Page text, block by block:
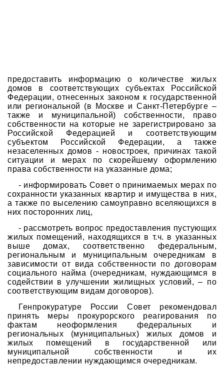
предоставить информацию о количестве жилых
домов в соответствующих субъектах Российской
Федерации, отнесенных законом к государственной
или региональной (в Москве и Санкт-Петербурге –
также и муниципальной) собственности, право
собственности на которые не зарегистрировано за
Российской Федерацией и соответствующим
субъектом Российской Федерации, а также
незаселенных домов - новостроек, причинах такой
ситуации и мерах по скорейшему оформлению
права собственности на указанные дома;
- информировать Совет о принимаемых мерах по
сохранности указанных квартир и имущества в них,
а также по выселению самоуправно вселяющихся в
них посторонних лиц,
- рассмотреть вопрос предоставления пустующих
жилых помещений, находящихся в т.ч. в указанных
выше домах, соответственно федеральным,
региональным и муниципальным очередникам в
зависимости от вида собственности по договорам
социального найма (очередникам, нуждающимся в
содействии в улучшении жилищных условий, – по
соответствующим видам договоров).
Генпрокуратуре России Совет рекомендовал
принять меры прокурорского реагирования по
фактам неоформления федеральных и
региональных (муниципальных) жилых домов и
жилых помещений в государственной или
муниципальной собственности и их
непредоставлении нуждающимся очередникам.